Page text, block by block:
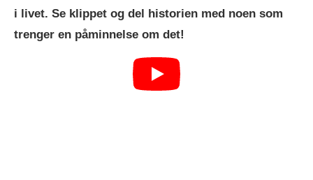
i livet. Se klippet og del historien med noen som
trenger en påminnelse om det!